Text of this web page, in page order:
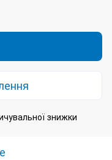
знижки